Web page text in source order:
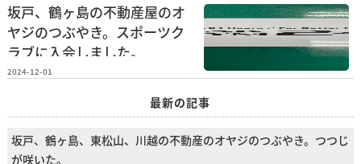
坂戸、鶴ヶ島の不動産屋のオ
ヤジのつぶやき。スポーツク
ラブに入会しました。
2024-12-01
最新の記事
坂戸、鶴ヶ島、東松山、川越の不動産のオヤジのつぶやき。つつじ
が咲いた。